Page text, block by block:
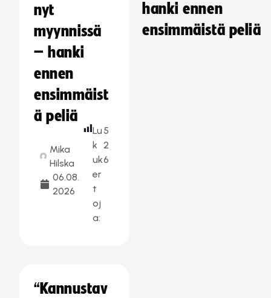
nyt
myynnissä
– hanki
ennen
ensimmäist
ä peliä
Mika
Hilska
06.08.
2026
Lu
k
uk
er
t
oj
a:
5
2
6
“Kannustav
hanki ennen
ensimmäistä peliä